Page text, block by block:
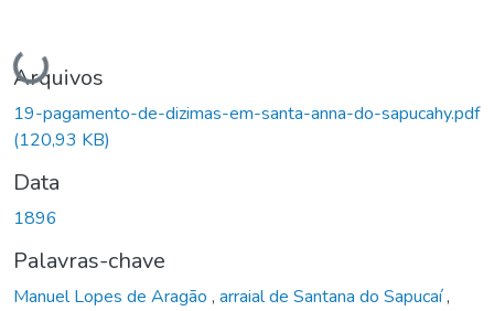
Carregando...
Arquivos
19-pagamento-de-dizimas-em-santa-anna-do-sapucahy.pdf
(120,93 KB)
Data
1896
Palavras-chave
Manuel Lopes de Aragão , arraial de Santana do Sapucaí,